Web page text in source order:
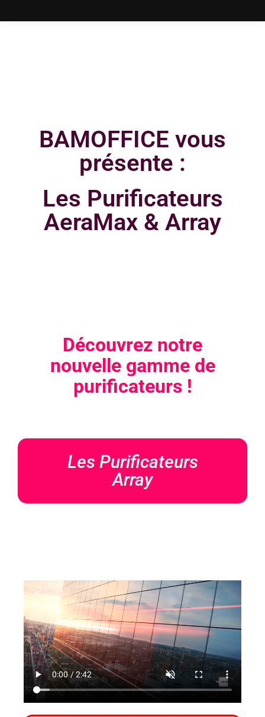
BAMOFFICE vous
présente :
Les Purificateurs
AeraMax & Array
Découvrez notre
nouvelle gamme de
purificateurs !
Les Purificateurs
Array